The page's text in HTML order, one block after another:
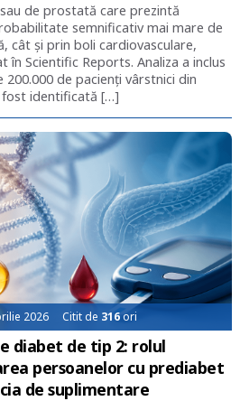
de prostată care prezintă
semnificativ mai mare de
cât și prin boli cardiovasculare,
Scientific Reports. Analiza a inclus
de pacienți vârstnici din
fost identificată […]
2026 Citit de 316ori
diabet de tip 2: rolul
persoanelor cu prediabet
de suplimentare